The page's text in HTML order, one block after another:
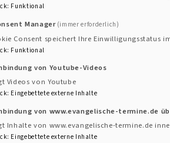
Ort, an dem wir durchatmen
sagen und hören von Gottes
Ort, an dem wir den feiern, der
: Funktional
Manager (immer erforderlich)
Consent speichert Ihre Einwilligungsstatus
: Funktional
von Youtube-Videos
Videos von Youtube
: Eingebettete externe Inhalte
von www.evangelische-termine.de
Inhalte von www.evangelische-termine.de
: Eingebettete externe Inhalte